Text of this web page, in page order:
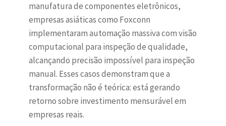
manufatura de componentes eletrônicos,
empresas asiáticas como Foxconn
implementaram automação massiva com visão
computacional para inspeção de qualidade,
alcançando precisão impossível para inspeção
manual. Esses casos demonstram que a
transformação não é teórica: está gerando
retorno sobre investimento mensurável em
empresas reais.